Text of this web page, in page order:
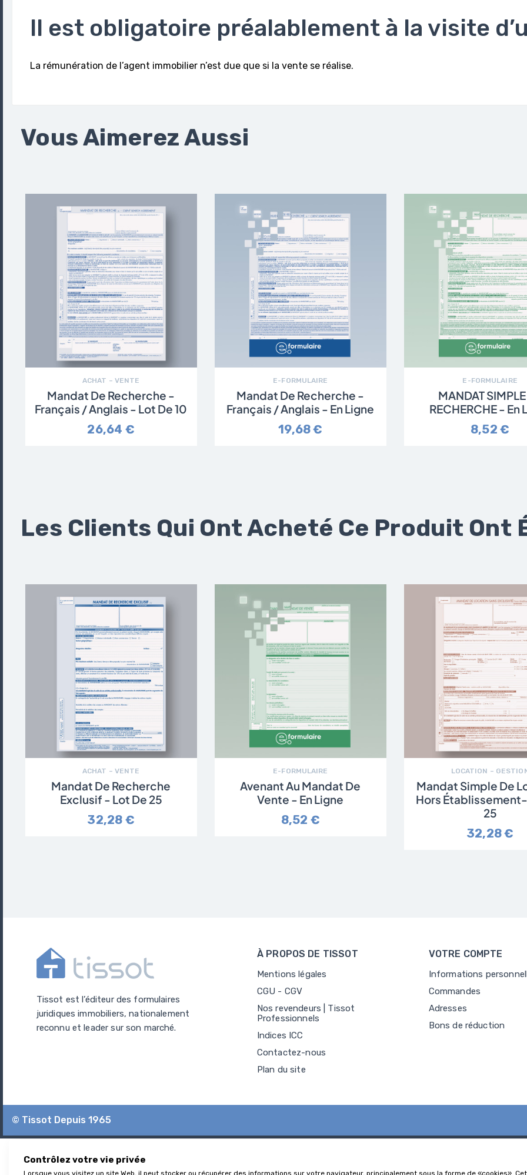
Il est obligatoire préalablement à la visite
La rémunération de l’agent immobilier n’est due que si la vente se réalise.
Vous Aimerez Aussi
ACHAT – VENTE
Mandat De Recherche -
Français / Anglais - Lot De 10
26,64 €
E-FORMULAIRE
Mandat De Recherche -
Français / Anglais - En Ligne
19,68 €
E-FORMULAIRE
MANDAT
RECHERCHE - En
8,52 €
Les Clients Qui Ont Acheté Ce Produit Ont
ACHAT – VENTE
Mandat De Recherche
Exclusif - Lot De 25
32,28 €
E-FORMULAIRE
Avenant Au Mandat De
Vente - En Ligne
8,52 €
LOCATION –
Mandat Simple De
Hors
25
32,28 €
Tissot est l’éditeur des formulaires
juridiques immobiliers, nationalement
reconnu et leader sur son marché.
À PROPOS DE TISSOT
Mentions légales
CGU - CGV
Nos revendeurs | Tissot
Professionnels
Indices ICC
Contactez-nous
Plan du site
VOTRE COMPTE
Informations
Commandes
Adresses
Bons de réduction
© Tissot Depuis 1965
Contrôlez votre vie privée
Lorsque vous visitez un site Web, il peut stocker ou récupérer des informations sur votre navigateur, principalement sous la forme de «cookies».